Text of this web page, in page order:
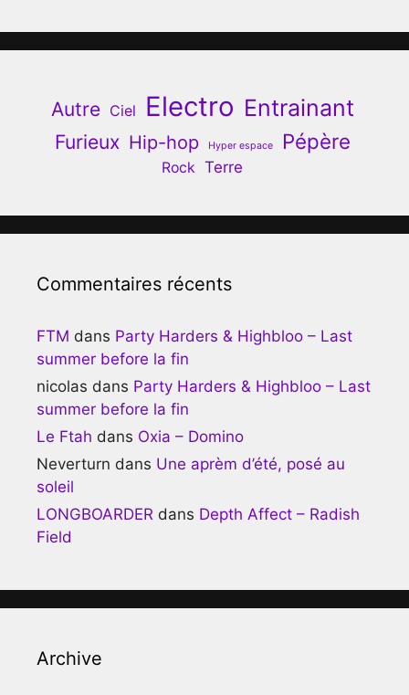
Autre Ciel Electro Entrainant
Furieux Hip-hop Hyper espace Pépère
Rock Terre
Commentaires récents
FTM dans Party Harders & Highbloo – Last
summer before la fin
nicolas dans Party Harders & Highbloo – Last
summer before la fin
Le Ftah dans Oxia – Domino
Neverturn dans Une aprèm d’été, posé au
soleil
LONGBOARDER dans Depth Affect – Radish
Field
Archive